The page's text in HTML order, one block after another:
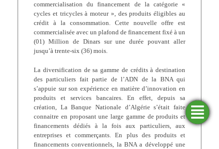
commercialisation du financement de la catégorie «
cycles et tricycles à moteur », des produits éligibles au
crédit à la consommation. Cette nouvelle offre est
commercialisée avec un plafond de financement fixé à un
(01) Million de Dinars sur une durée pouvant aller
jusqu’à trente-six (36) mois.
La diversification de sa gamme de crédits à destination
des particuliers fait partie de l’ADN de la BNA qui
s’appuie sur son expérience en matière d’innovation en
produits et services bancaires. En effet, depuis sa
création, La Banque Nationale d’Algérie s’était faite
connaitre en proposant une large gamme de produits et
financements dédiés à la fois aux particuliers, aux
entreprises et commerçants. En plus des produits et
financements conventionnels, la BNA a développé une
Trouver
une
agence
Demander
un
financement
Simulateurs
Ouvrir
un
compte